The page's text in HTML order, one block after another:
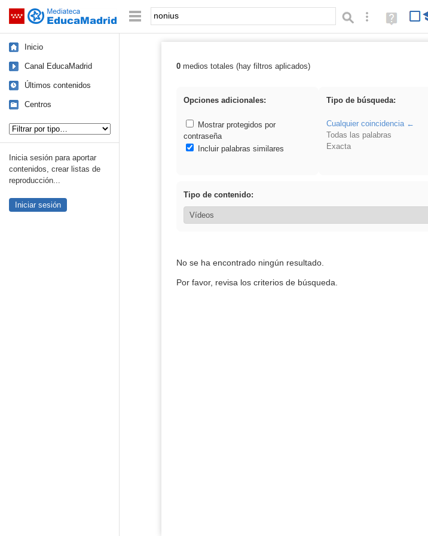
Saltar navegación Palabra o frase: Búsqueda avanzada
Ayuda
(en
Inicio
Canal EducaMadrid
Últimos contenidos
Centros
Inicia sesión para aportar
contenidos, crear listas de
reproducción...
Iniciar sesión
Resultados de: nonius
0medios totales (hay filtros aplicados)
Opciones adicionales:
Mostrar protegidos por
contraseña
Incluir palabras similares
Tipo de búsqueda:
Cualquier coincidencia
Todas las palabras
Exacta
Tipo de contenido:
No se ha encontrado ningún resultado.
Por favor, revisa los criterios de búsqueda.